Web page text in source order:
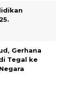
Gerhana
Tegal ke